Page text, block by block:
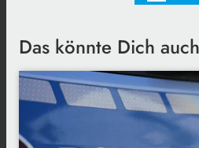
Das könnte Dich